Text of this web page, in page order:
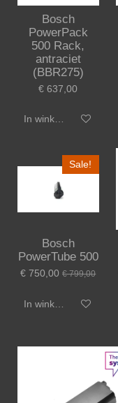
Bosch
PowerPack
500 Rack,
antraciet
(BBR275)
€ 637,00
In winkelwagen
Sale!
Bosch
PowerTube 500
€ 750,00 € 799,00
In winkelwagen